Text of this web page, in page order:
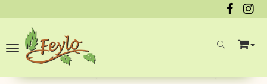
Toggle navigation